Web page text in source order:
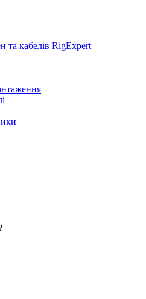
та кабелів RigExpert